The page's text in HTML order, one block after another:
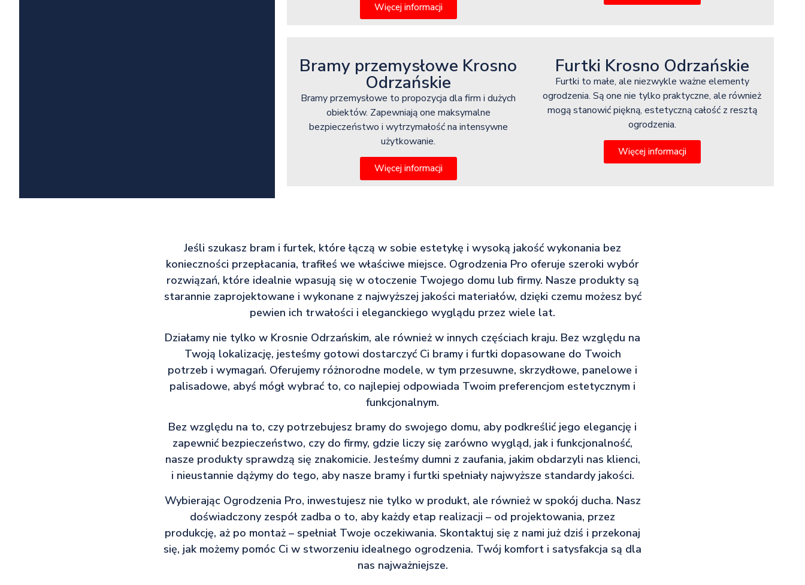
Więcej informacji
Bramy przemysłowe Krosno
Odrzańskie
Bramy przemysłowe to propozycja dla firm i dużych
obiektów. Zapewniają one maksymalne
bezpieczeństwo i wytrzymałość na intensywne
użytkowanie.
Więcej informacji
Furtki Krosno Odrzańskie
Furtki to małe, ale niezwykle ważne elementy
ogrodzenia. Są one nie tylko praktyczne, ale również
mogą stanowić piękną, estetyczną całość z resztą
ogrodzenia.
Więcej informacji
Jeśli szukasz bram i furtek, które łączą w sobie estetykę i wysoką jakość wykonania bez
konieczności przepłacania, trafiłeś we właściwe miejsce. Ogrodzenia Pro oferuje szeroki wybór
rozwiązań, które idealnie wpasują się w otoczenie Twojego domu lub firmy. Nasze produkty są
starannie zaprojektowane i wykonane z najwyższej jakości materiałów, dzięki czemu możesz być
pewien ich trwałości i eleganckiego wyglądu przez wiele lat.
Działamy nie tylko w Krosnie Odrzańskim, ale również w innych częściach kraju. Bez względu na
Twoją lokalizację, jesteśmy gotowi dostarczyć Ci bramy i furtki dopasowane do Twoich
potrzeb i wymagań. Oferujemy różnorodne modele, w tym przesuwne, skrzydłowe, panelowe i
palisadowe, abyś mógł wybrać to, co najlepiej odpowiada Twoim preferencjom estetycznym i
funkcjonalnym.
Bez względu na to, czy potrzebujesz bramy do swojego domu, aby podkreślić jego elegancję i
zapewnić bezpieczeństwo, czy do firmy, gdzie liczy się zarówno wygląd, jak i funkcjonalność,
nasze produkty sprawdzą się znakomicie. Jesteśmy dumni z zaufania, jakim obdarzyli nas klienci,
i nieustannie dążymy do tego, aby nasze bramy i furtki spełniały najwyższe standardy jakości.
Wybierając Ogrodzenia Pro, inwestujesz nie tylko w produkt, ale również w spokój ducha. Nasz
doświadczony zespół zadba o to, aby każdy etap realizacji – od projektowania, przez
produkcję, aż po montaż – spełniał Twoje oczekiwania. Skontaktuj się z nami już dziś i przekonaj
się, jak możemy pomóc Ci w stworzeniu idealnego ogrodzenia. Twój komfort i satysfakcja są dla
nas najważniejsze.